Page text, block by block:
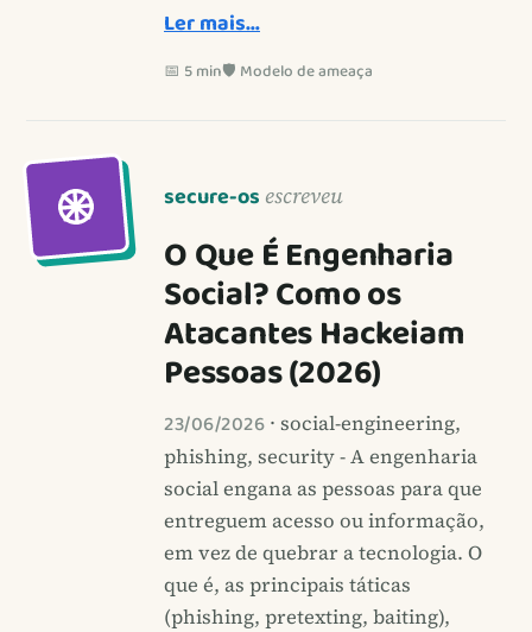
Ler mais…
📅 5 min🛡️ Modelo de ameaça
secure-os escreveu
O Que É Engenharia
Social? Como os
Atacantes Hackeiam
Pessoas (2026)
23/06/2026 · social-engineering,
phishing, security - A engenharia
social engana as pessoas para que
entreguem acesso ou informação,
em vez de quebrar a tecnologia. O
que é, as principais táticas
(phishing, pretexting, baiting),